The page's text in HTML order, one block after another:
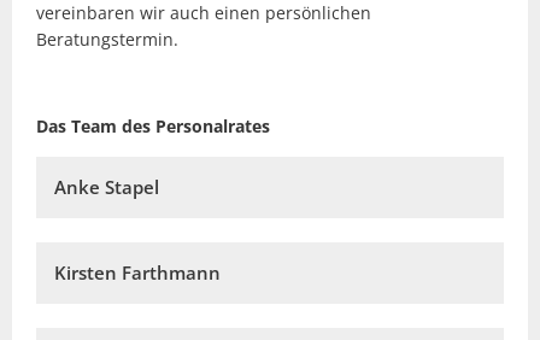
vereinbaren wir auch einen persönlichen
Beratungstermin.
Das Team des Personalrates
Anke Stapel
Kirsten Farthmann